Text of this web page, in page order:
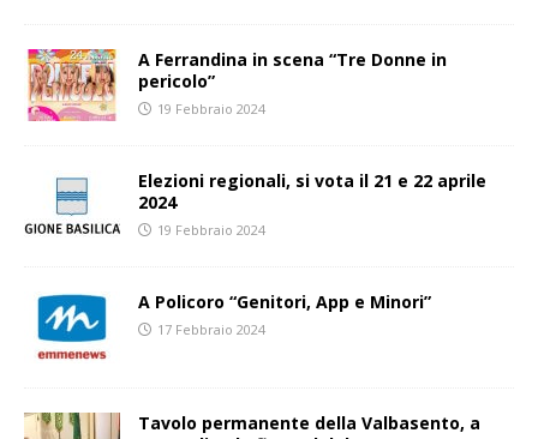
A Ferrandina in scena “Tre Donne in
pericolo”
19 Febbraio 2024
Elezioni regionali, si vota il 21 e 22 aprile
2024
19 Febbraio 2024
A Policoro “Genitori, App e Minori”
17 Febbraio 2024
Tavolo permanente della Valbasento, a